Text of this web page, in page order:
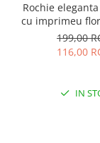
Rochie
cu imprimeu
199,00
116,00
IN